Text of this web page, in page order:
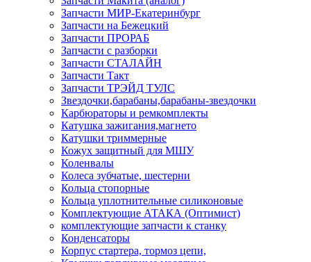
Запчасти МИР-Екатеринбург
Запчасти на Бежецкий
Запчасти ПРОРАБ
Запчасти с разборки
Запчасти СТАЛАЙН
Запчасти Такт
Запчасти ТРЭЙД ТУЛС
Звездочки,барабаны,барабаны-звездочки
Карбюраторы и ремкомплекты
Катушка зажигания,магнето
Катушки триммерные
Кожух защитный для МШУ
Коленвалы
Колеса зубчатые, шестерни
Кольца стопорные
Кольца уплотнительные силиконовые
Комплектующие АТАКА (Оптимист)
комплектующие запчасти к станку
Конденсаторы
Корпус стартера, тормоз цепи,